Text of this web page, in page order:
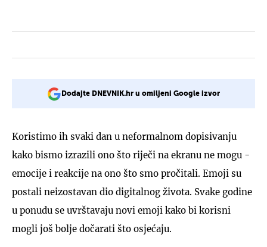
Dodajte DNEVNIK.hr u omiljeni Google izvor
Koristimo ih svaki dan u neformalnom dopisivanju
kako bismo izrazili ono što riječi na ekranu ne mogu -
emocije i reakcije na ono što smo pročitali. Emoji su
postali neizostavan dio digitalnog života. Svake godine
u ponudu se uvrštavaju novi emoji kako bi korisni
mogli još bolje dočarati što osjećaju.